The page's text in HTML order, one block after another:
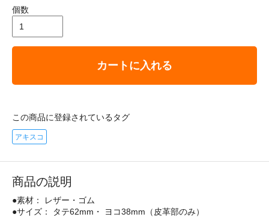
個数
カートに入れる
この商品に登録されているタグ
アキスコ
商品の説明
●素材： レザー・ゴム
●サイズ： タテ62mm・ ヨコ38mm（皮革部のみ）